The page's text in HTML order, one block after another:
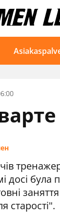
досі була
старості".